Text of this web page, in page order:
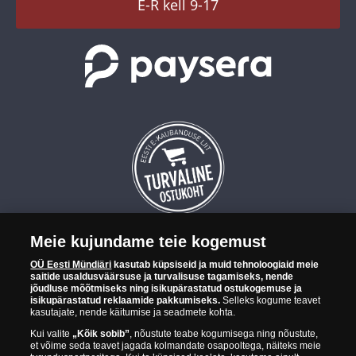
E-R kell 9-17
OÜ Eesti Mündiäri on maailma tuntumate rahapajade
kollektsioonimüntide ja -medalite levitaja Eestis. OÜ Eesti Mündiäri
kuulub ettevõttele "Samlerhuset Group“.
Euroopa ühel suuremal mündilevitajate grupil "Samlerhuset
Group" on allüksused 14 Euroopa riigis. Ettevõtete grupile kuulub
Norra vanim, endine riiklik rahapaja, mis tegutseb alates 1686.
Meie kujundame teie kogemust
OÜ Eesti Mündiäri kasutab küpsiseid ja muid tehnoloogiaid meie
saitide usaldusväärsuse ja turvalisuse tagamiseks, nende
jõudluse mõõtmiseks ning isikupärastatud ostukogemuse ja
isikupärastatud reklaamide pakkumiseks. Selleks kogume teavet
kasutajate, nende käitumise ja seadmete kohta.
Kui valite „Kõik sobib”, nõustute teabe kogumisega ning nõustute,
et võime seda teavet jagada kolmandate osapooltega, näiteks meie